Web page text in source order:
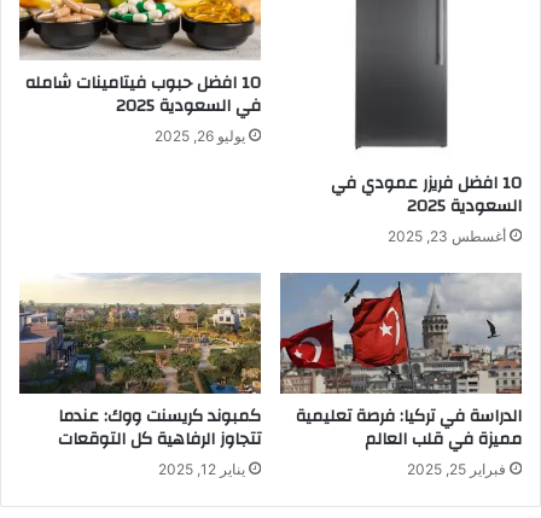
10 افضل فريزر عمودي​ في
السعودية​ 2025
أغسطس 23, 2025
10 افضل حبوب فيتامينات شامله​
في السعودية 2025
يوليو 26, 2025
الدراسة في تركيا: فرصة تعليمية
مميزة في قلب العالم
فبراير 25, 2025
كمبوند كريسنت ووك: عندما
تتجاوز الرفاهية كل التوقعات
يناير 12, 2025